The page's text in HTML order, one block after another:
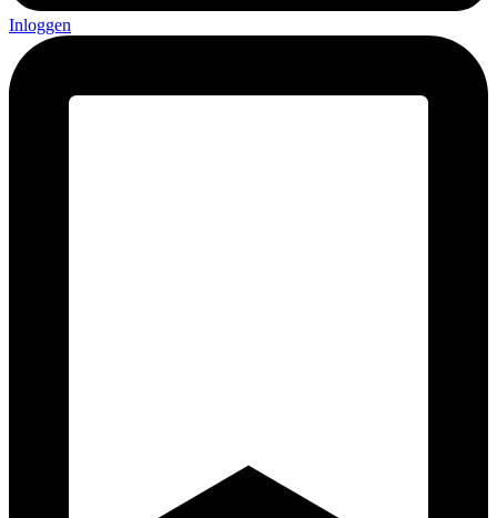
Inloggen